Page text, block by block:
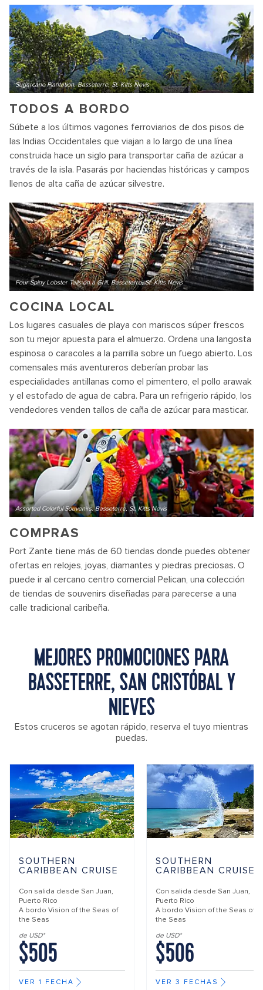
Sugarcane Plantation. Basseterre, St. Kitts Nevis
TODOS A BORDO
Súbete a los últimos vagones ferroviarios de dos pisos de
las Indias Occidentales que viajan a lo largo de una línea
construida hace un siglo para transportar caña de azúcar a
través de la isla. Pasarás por haciendas históricas y campos
llenos de alta caña de azúcar silvestre.
Four Spiny Lobster Tails on a Grill. Basseterre, St. Kitts Nevis
COCINA LOCAL
Los lugares casuales de playa con mariscos súper frescos
son tu mejor apuesta para el almuerzo. Ordena una langosta
espinosa o caracoles a la parrilla sobre un fuego abierto. Los
comensales más aventureros deberían probar las
especialidades antillanas como el pimentero, el pollo arawak
y el estofado de agua de cabra. Para un refrigerio rápido, los
vendedores venden tallos de caña de azúcar para masticar.
Assorted Colorful Souvenirs. Basseterre, St. Kitts Nevis
COMPRAS
Port Zante tiene más de 60 tiendas donde puedes obtener
ofertas en relojes, joyas, diamantes y piedras preciosas. O
puede ir al cercano centro comercial Pelican, una colección
de tiendas de souvenirs diseñadas para parecerse a una
calle tradicional caribeña.
MEJORES PROMOCIONES PARA
BASSETERRE, SAN CRISTÓBAL Y
NIEVES
Estos cruceros se agotan rápido, reserva el tuyo mientras
puedas.
SOUTHERN
CARIBBEAN CRUISE
Con salida desde San Juan,
Puerto Rico
A bordo Vision of the Seas of
the Seas
de USD*
$505
VER 1 FECHA
SOUTHERN
CARIBBEAN CRUISE
Con salida desde San Juan,
Puerto Rico
A bordo Vision of the Seas of
the Seas
de USD*
$506
VER 3 FECHAS